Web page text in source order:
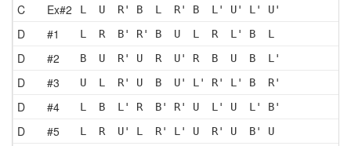
C Ex#2 L  U  R' B  L  R' B  L' U' L' U'
D #1 L  R  B' R' B  U  L  R  L' B  L
D #2 B  U  R' U  R  U' R  B  U  B  L'
D #3 U  L  R' U  B  U' L' R' L' B  R'
D #4 L  B  L' R  B' R' U  L' U  L' B'
D #5 L  R  U' L  R' L' U  R' U  B' U